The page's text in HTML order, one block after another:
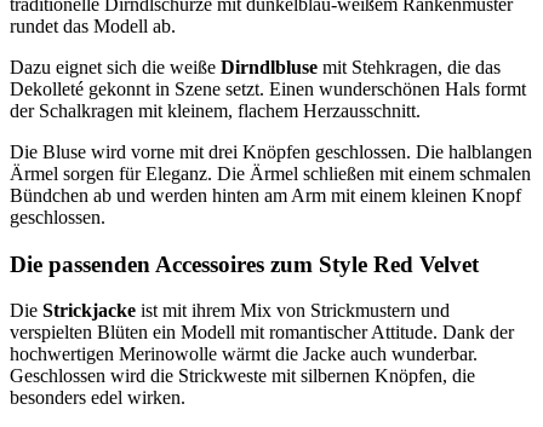
rundet das Modell ab.
Dazu eignet sich die weiße Dirndlbluse mit Stehkragen, die das
Dekolleté gekonnt in Szene setzt. Einen wunderschönen Hals formt
der Schalkragen mit kleinem, flachem Herzausschnitt.
Die Bluse wird vorne mit drei Knöpfen geschlossen. Die halblangen
Ärmel sorgen für Eleganz. Die Ärmel schließen mit einem schmalen
Bündchen ab und werden hinten am Arm mit einem kleinen Knopf
geschlossen.
Die passenden Accessoires zum Style Red Velvet
Die Strickjacke ist mit ihrem Mix von Strickmustern und
verspielten Blüten ein Modell mit romantischer Attitude. Dank der
hochwertigen Merinowolle wärmt die Jacke auch wunderbar.
Geschlossen wird die Strickweste mit silbernen Knöpfen, die
besonders edel wirken.